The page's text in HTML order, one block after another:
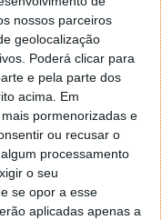
nossos parceiros
geolocalização
Poderá clicar para
e pela parte dos
acima. Em
pormenorizadas e
ou recusar o
processamento
o seu
se opor a esse
aplicadas apenas a
quantas
para alteração
de um ano
Notícias